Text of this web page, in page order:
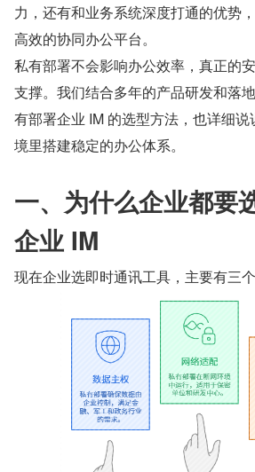
力，还有和业务系统深度打通的优势
高效的协同办公平台。
私有部署不会影响办公效率，真正的
支撑。我们结合多年的产品研发和落
有部署企业 IM 的选型方法，也详细
境里搭建稳定的办公体系。
一、为什么企业都要
企业 IM
现在企业选即时通讯工具，主要有三个